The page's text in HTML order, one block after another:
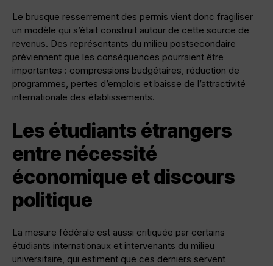
Le brusque resserrement des permis vient donc fragiliser
un modèle qui s’était construit autour de cette source de
revenus. Des représentants du milieu postsecondaire
préviennent que les conséquences pourraient être
importantes : compressions budgétaires, réduction de
programmes, pertes d’emplois et baisse de l’attractivité
internationale des établissements.
Les étudiants étrangers
entre nécessité
économique et discours
politique
La mesure fédérale est aussi critiquée par certains
étudiants internationaux et intervenants du milieu
universitaire, qui estiment que ces derniers servent